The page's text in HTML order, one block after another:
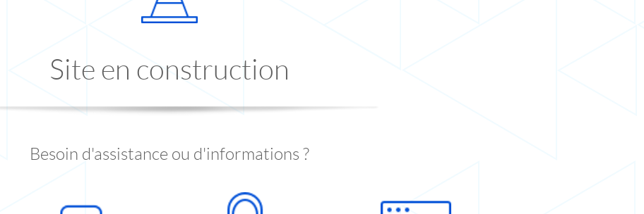
Site en construction
Besoin d'assistance ou d'informations ?